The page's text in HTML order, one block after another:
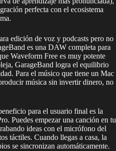
perfecta con el ecosistema
edición de voz y podcasts pero no
es una DAW completa para
Waveform Free es muy potente
GarageBand logra el equilibrio
Para el músico que tiene un Mac
música sin invertir dinero, no
para el usuario final es la
Puedes empezar una canción en tu
ideas con el micrófono del
táctiles. Cuando llegas a casa, la
se sincronizan automáticamente.